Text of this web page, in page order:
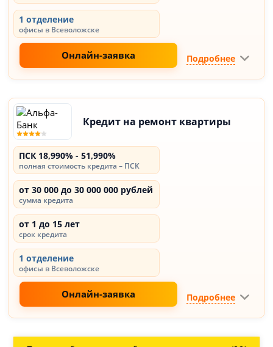
1 отделение
офисы в Всеволожске
Онлайн-заявка Подробнее
Кредит на ремонт квартиры
ПСК 18,990% - 51,990%
полная стоимость кредита – ПСК
от 30 000 до 30 000 000 рублей
сумма кредита
от 1 до 15 лет
срок кредита
1 отделение
офисы в Всеволожске
Онлайн-заявка Подробнее